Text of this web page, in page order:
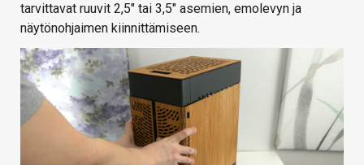
tarvittavat ruuvit 2,5″ tai 3,5″ asemien, emolevyn ja
näytönohjaimen kiinnittämiseen.